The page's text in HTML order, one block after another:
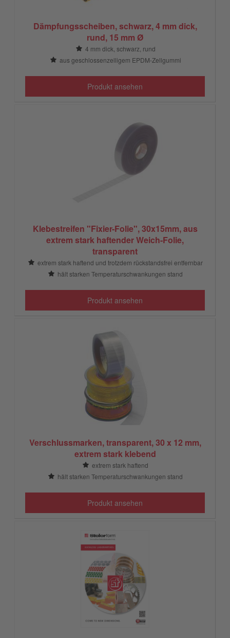
Dämpfungsscheiben, schwarz, 4 mm dick,
rund, 15 mm Ø
4 mm dick, schwarz, rund
aus geschlossenzelligem EPDM-Zellgummi
Produkt ansehen
Klebestreifen "Fixier-Folie", 30x15mm, aus
extrem stark haftender Weich-Folie,
transparent
extrem stark haftend und trotzdem rückstandsfrei entfernbar
hält starken Temperaturschwankungen stand
Produkt ansehen
Verschlussmarken, transparent, 30 x 12 mm,
extrem stark klebend
extrem stark haftend
hält starken Temperaturschwankungen stand
Produkt ansehen